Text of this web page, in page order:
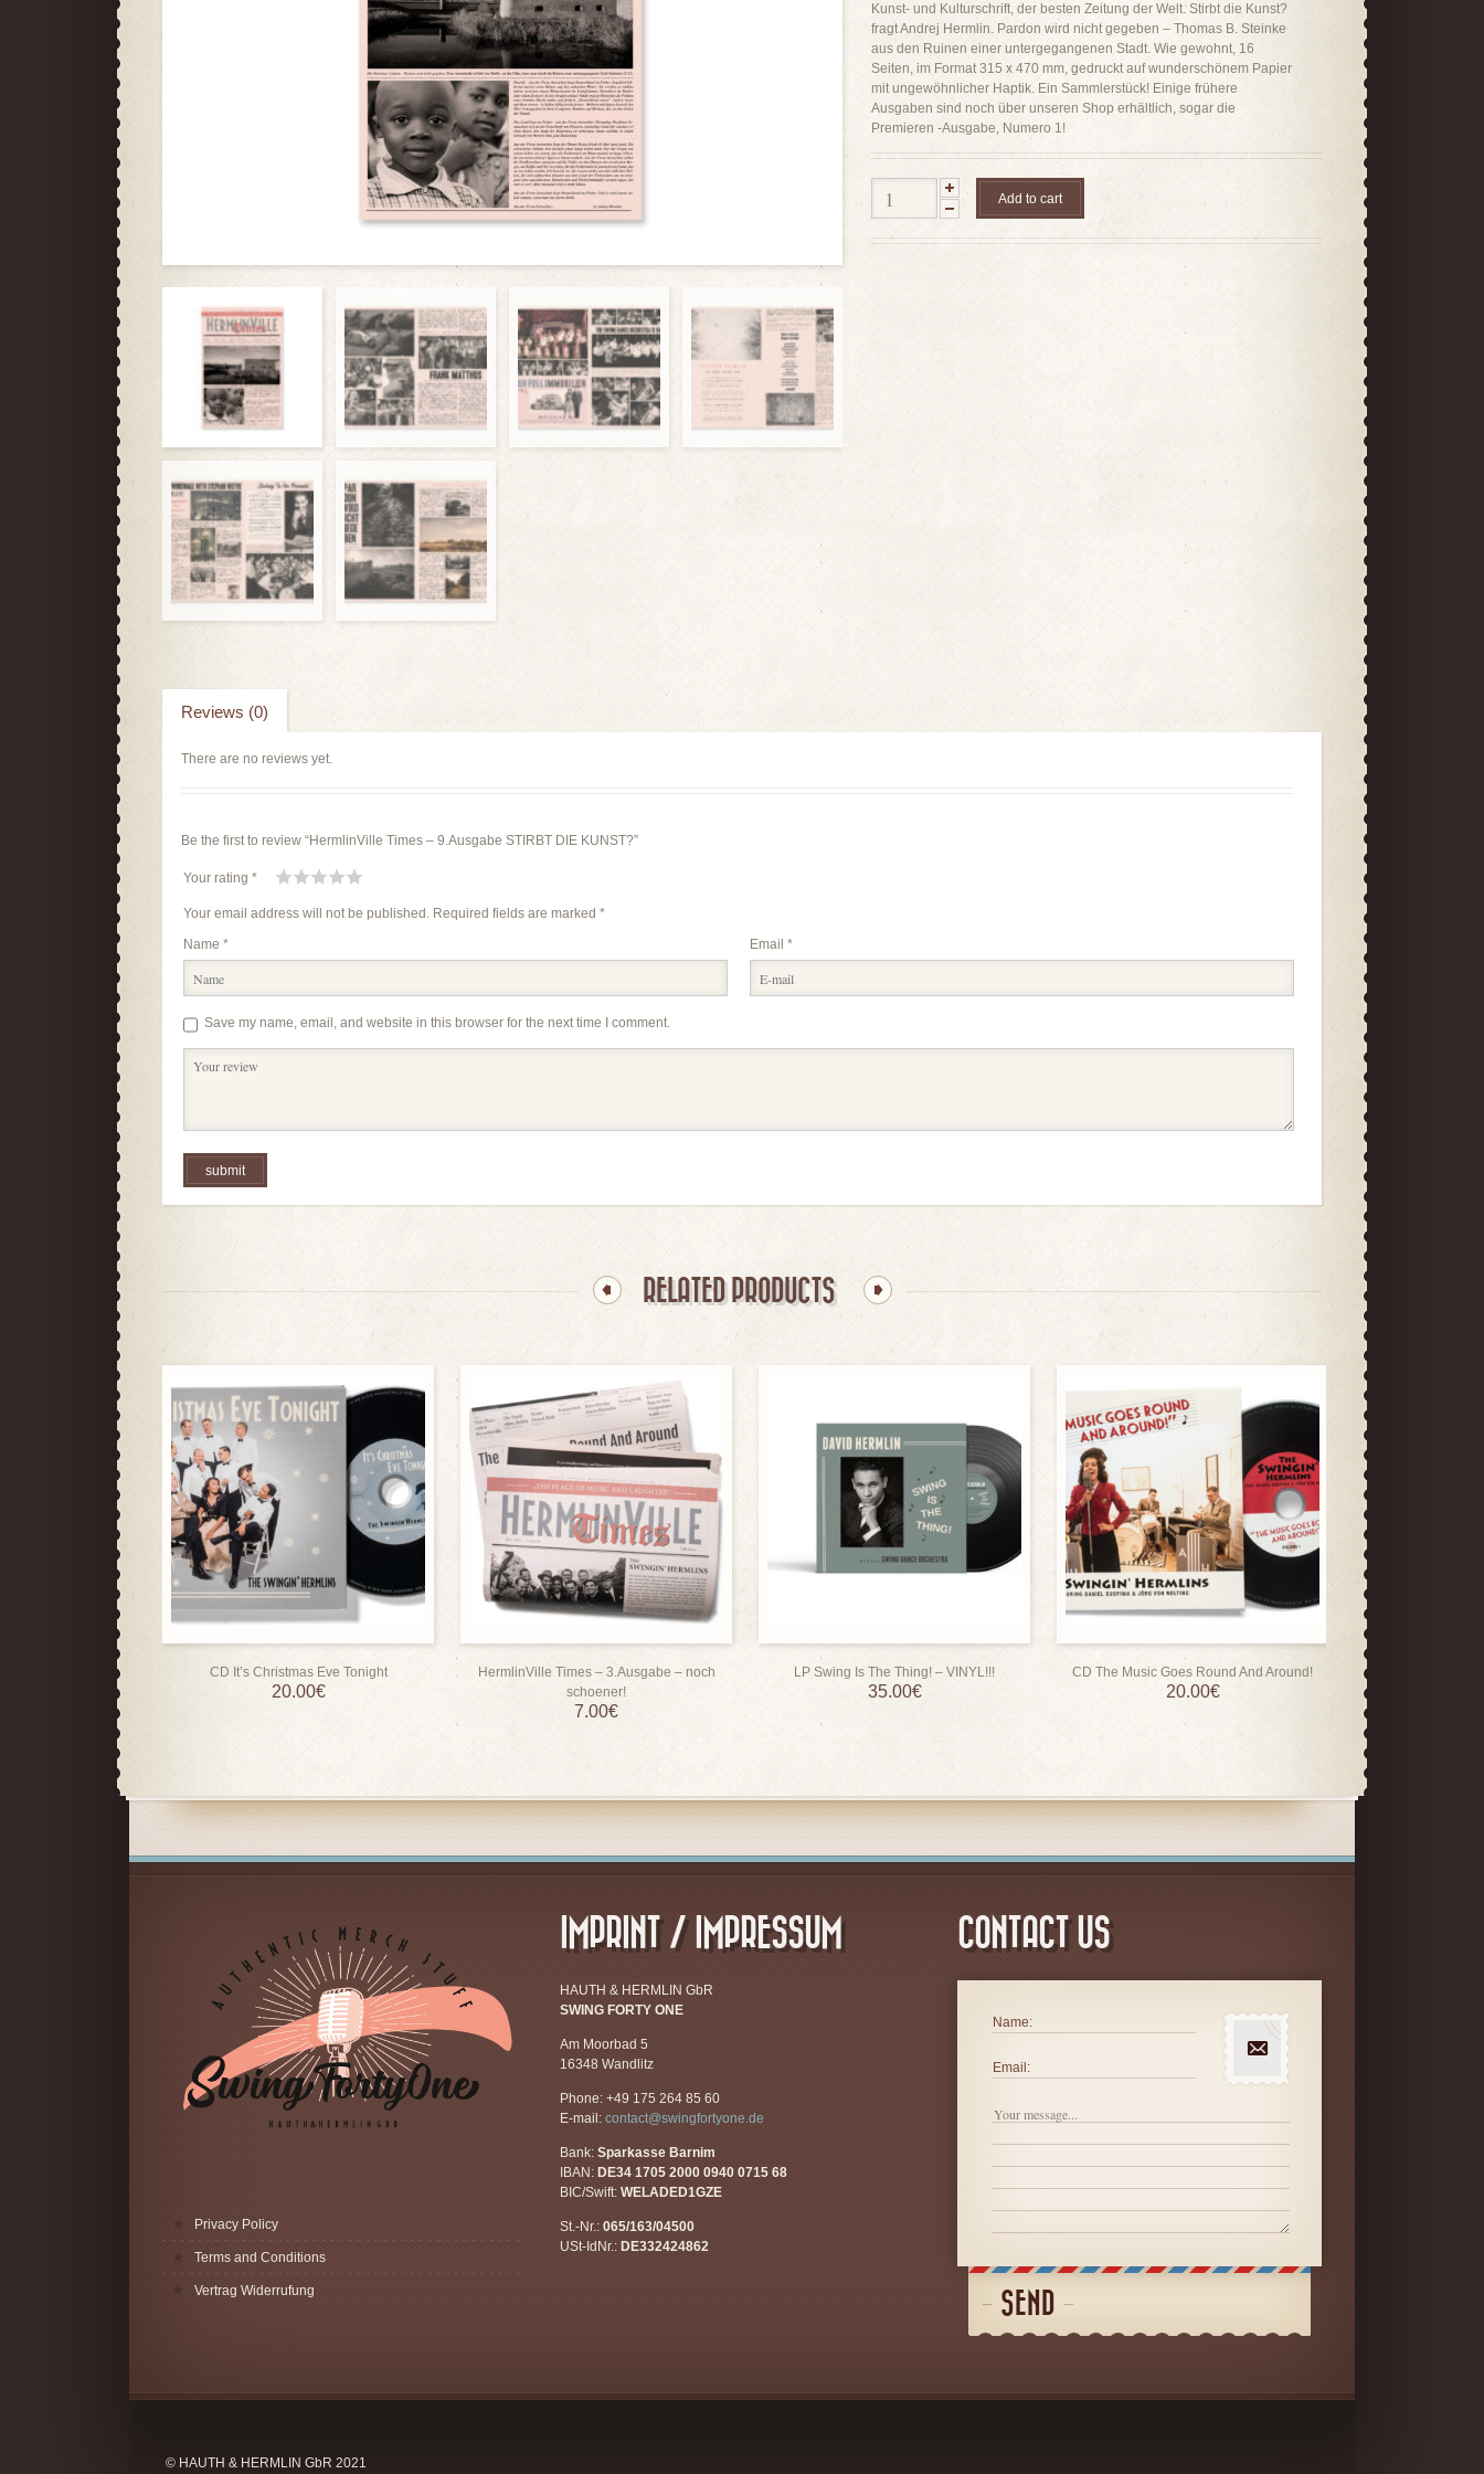
Kunst- und Kulturschrift, der besten Zeitung der Welt. Stirbt die Kunst?
fragt Andrej Hermlin. Pardon wird nicht gegeben – Thomas B. Steinke
aus den Ruinen einer untergegangenen Stadt. Wie gewohnt, 16
Seiten, im Format 315 x 470 mm, gedruckt auf wunderschönem Papier
mit ungewöhnlicher Haptik. Ein Sammlerstück! Einige frühere
Ausgaben sind noch über unseren Shop erhältlich, sogar die
Premieren -Ausgabe, Numero 1!
Add to cart
Reviews (0)
There are no reviews yet.
Be the first to review “HermlinVille Times – 9.Ausgabe STIRBT DIE KUNST?”
Your rating *
Your email address will not be published. Required fields are marked *
Name * Email*
Save my name, email, and website in this browser for the next time I comment.
RELATED PRODUCTS
CD It’s Christmas Eve Tonight
20.00€
HermlinVille Times – 3.Ausgabe – noch
schoener!
7.00€
LP Swing Is The Thing! – VINYL!!!
35.00€
CD The Music Goes Round And Around!
20.00€
Privacy Policy
Terms and Conditions
Vertrag Widerrufung
IMPRINT / IMPRESSUM
HAUTH & HERMLIN GbR
SWING FORTY ONE
Am Moorbad 5
16348 Wandlitz
Phone: +49 175 264 85 60
E-mail: contact@swingfortyone.de
Bank: Sparkasse Barnim
IBAN: DE34 1705 2000 0940 0715 68
BIC/Swift: WELADED1GZE
St.-Nr.: 065/163/04500
USt-IdNr.: DE332424862
CONTACT US
Name:
Email:
SEND
© HAUTH & HERMLIN GbR 2021